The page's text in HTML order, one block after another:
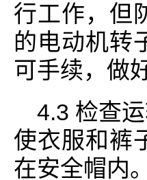
行工作，但
的电动机转
可手续，做
4.3 检查
使衣服和裤
在安全帽内。